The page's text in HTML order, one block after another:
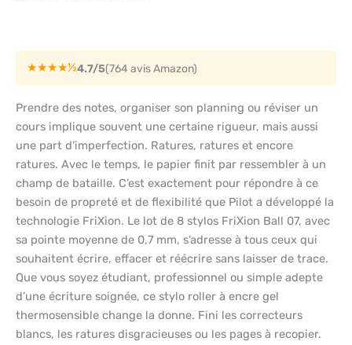
★★★★½4.7/5(764 avis Amazon)
Prendre des notes, organiser son planning ou réviser un
cours implique souvent une certaine rigueur, mais aussi
une part d’imperfection. Ratures, ratures et encore
ratures. Avec le temps, le papier finit par ressembler à un
champ de bataille. C’est exactement pour répondre à ce
besoin de propreté et de flexibilité que Pilot a développé la
technologie FriXion. Le lot de 8 stylos FriXion Ball 07, avec
sa pointe moyenne de 0,7 mm, s’adresse à tous ceux qui
souhaitent écrire, effacer et réécrire sans laisser de trace.
Que vous soyez étudiant, professionnel ou simple adepte
d’une écriture soignée, ce stylo roller à encre gel
thermosensible change la donne. Fini les correcteurs
blancs, les ratures disgracieuses ou les pages à recopier.